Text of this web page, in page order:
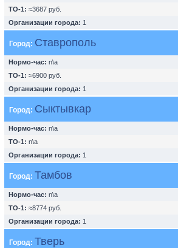
ТО-1: ≈3687 руб.
Организации города: 1
Город: Ставрополь
Нормо-час: n\a
ТО-1: ≈6900 руб.
Организации города: 1
Город: Сыктывкар
Нормо-час: n\a
ТО-1: n\a
Организации города: 1
Город: Тамбов
Нормо-час: n\a
ТО-1: ≈8774 руб.
Организации города: 1
Город: Тверь